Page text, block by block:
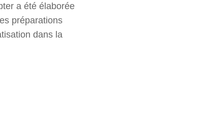
a été élaborée
préparations
dans la